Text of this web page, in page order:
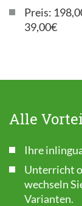
Preis:
39,00€
Alle
Ihre
Unterricht
wechseln
Varianten.